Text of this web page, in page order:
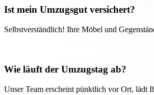
Ist mein Umzugsgut versichert?
Selbstverständlich! Ihre Möbel und
Wie läuft der Umzugstag ab?
Unser Team erscheint pünktlich vor Ort, lädt